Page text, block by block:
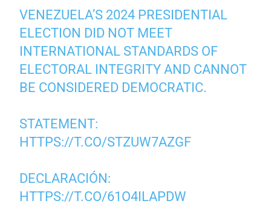
VENEZUELA’S 2024 PRESIDENTIAL
ELECTION DID NOT MEET
INTERNATIONAL STANDARDS OF
ELECTORAL INTEGRITY AND CANNOT
BE CONSIDERED DEMOCRATIC.
STATEMENT:
HTTPS://T.CO/STZUW7AZGF
DECLARACIÓN:
HTTPS://T.CO/61O4ILAPDW